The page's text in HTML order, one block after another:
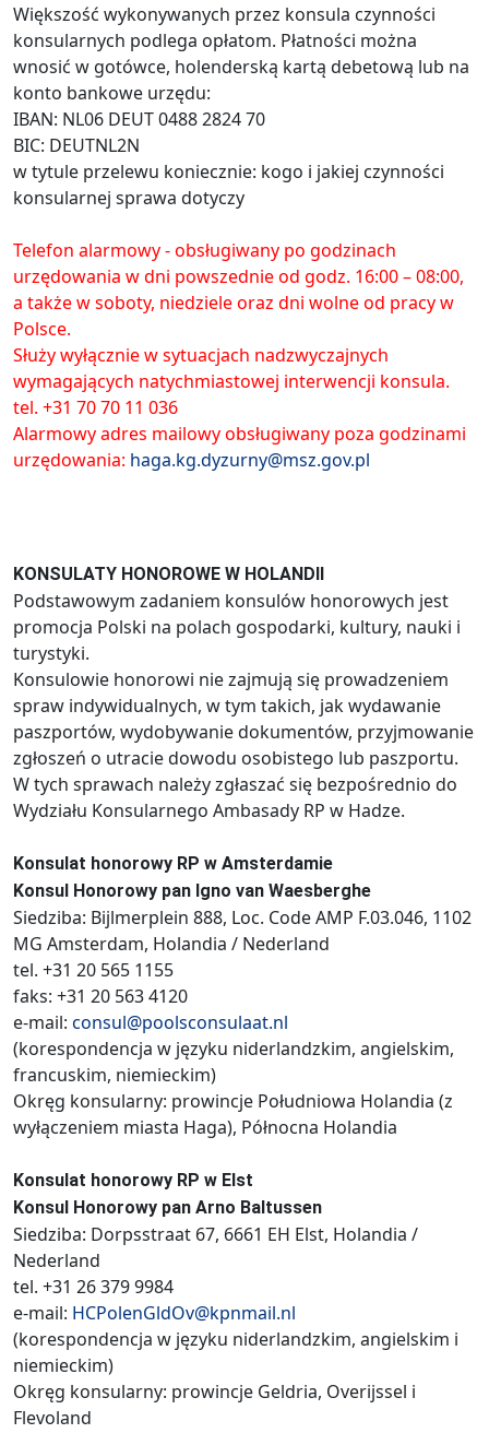
Większość wykonywanych przez konsula czynności
konsularnych podlega opłatom. Płatności można
wnosić w gotówce, holenderską kartą debetową lub na
konto bankowe urzędu:
IBAN: NL06 DEUT 0488 2824 70
BIC: DEUTNL2N
w tytule przelewu koniecznie: kogo i jakiej czynności
konsularnej sprawa dotyczy
Telefon alarmowy - obsługiwany po godzinach
urzędowania w dni powszednie od godz. 16:00 – 08:00,
a także w soboty, niedziele oraz dni wolne od pracy w
Polsce.
Służy wyłącznie w sytuacjach nadzwyczajnych
wymagających natychmiastowej interwencji konsula.
tel. +31 70 70 11 036
Alarmowy adres mailowy obsługiwany poza godzinami
urzędowania: haga.kg.dyzurny@msz.gov.pl
KONSULATY HONOROWE W HOLANDII
Podstawowym zadaniem konsulów honorowych jest
promocja Polski na polach gospodarki, kultury, nauki i
turystyki.
Konsulowie honorowi nie zajmują się prowadzeniem
spraw indywidualnych, w tym takich, jak wydawanie
paszportów, wydobywanie dokumentów, przyjmowanie
zgłoszeń o utracie dowodu osobistego lub paszportu.
W tych sprawach należy zgłaszać się bezpośrednio do
Wydziału Konsularnego Ambasady RP w Hadze.
Konsulat honorowy RP w Amsterdamie
Konsul Honorowy pan Igno van Waesberghe
Siedziba: Bijlmerplein 888, Loc. Code AMP F.03.046, 1102
MG Amsterdam, Holandia / Nederland
tel. +31 20 565 1155
faks: +31 20 563 4120
e-mail: consul@poolsconsulaat.nl
(korespondencja w języku niderlandzkim, angielskim,
francuskim, niemieckim)
Okręg konsularny: prowincje Południowa Holandia (z
wyłączeniem miasta Haga), Północna Holandia
Konsulat honorowy RP w Elst
Konsul Honorowy pan Arno Baltussen
Siedziba: Dorpsstraat 67, 6661 EH Elst, Holandia /
Nederland
tel. +31 26 379 9984
e-mail: HCPolenGldOv@kpnmail.nl
(korespondencja w języku niderlandzkim, angielskim i
niemieckim)
Okręg konsularny: prowincje Geldria, Overijssel i
Flevoland